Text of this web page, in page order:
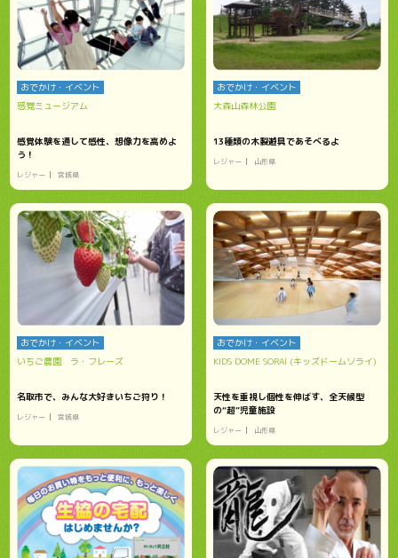
おでかけ・イベント
感覚ミュージアム
感覚体験を通して感性、想像力を高めよ
う！
レジャー 宮城県
おでかけ・イベント
大森山森林公園
13種類の木製遊具であそべるよ
レジャー 山形県
おでかけ・イベント
いちご農園 ラ・フレーズ
名取市で、みんな大好きいちご狩り！
レジャー 宮城県
おでかけ・イベント
KIDS DOME SORAI (キッズドームソライ)
天性を重視し個性を伸ばす、全天候型
の“超”児童施設
レジャー 山形県